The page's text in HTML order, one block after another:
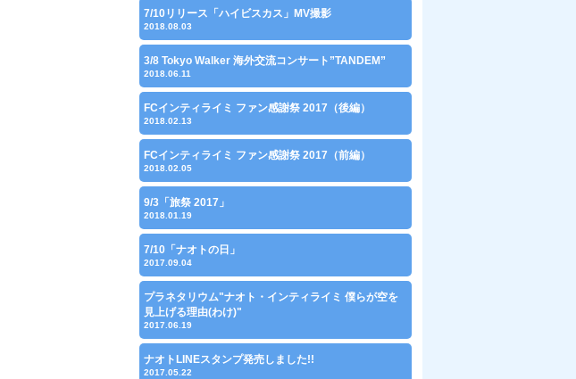
7/10リリース「ハイビスカス」MV撮影
2018.08.03
3/8 Tokyo Walker 海外交流コンサート”TANDEM”
2018.06.11
FCインティライミ ファン感謝祭 2017（後編）
2018.02.13
FCインティライミ ファン感謝祭 2017（前編）
2018.02.05
9/3「旅祭 2017」
2018.01.19
7/10「ナオトの日」
2017.09.04
プラネタリウム"ナオト・インティライミ 僕らが空を
見上げる理由(わけ)"
2017.06.19
ナオトLINEスタンプ発売しました!!
2017.05.22